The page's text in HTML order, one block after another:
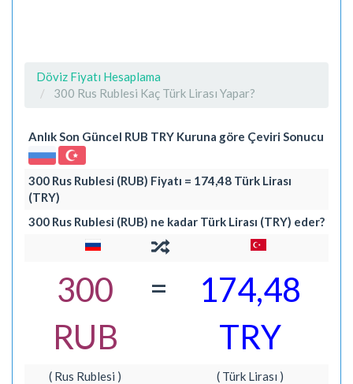
Döviz Fiyatı Hesaplama
300 Rus Rublesi Kaç Türk Lirası Yapar?
Anlık Son Güncel RUB TRY Kuruna göre Çeviri Sonucu
300 Rus Rublesi (RUB) Fiyatı = 174,48 Türk Lirası
(TRY)
300 Rus Rublesi (RUB) ne kadar Türk Lirası (TRY) eder?
300
RUB
=
174,48
TRY
( Rus Rublesi ) ( Türk Lirası )